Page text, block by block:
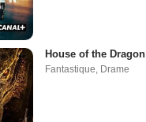
House of the Dragon
Fantastique, Drame